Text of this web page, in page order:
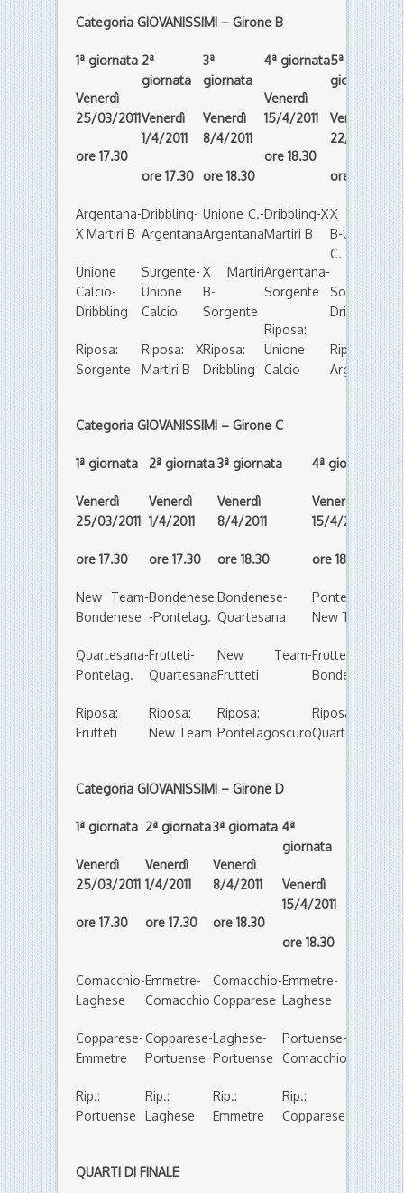
Categoria GIOVANISSIMI – Girone B
1ª giornata
Venerdì
25/03/2011
ore 17.30
2ª
giornata
Venerdì
1/4/2011
ore 17.30
3ª
giornata
Venerdì
8/4/2011
ore 18.30
4ª giornata
Venerdì
15/4/2011
ore 18.30
5ª
giornata
Venerdì
22/4/2011
ore 18.30
Argentana-
X Martiri B
Unione
Calcio-
Dribbling
Riposa:
Sorgente
Dribbling-
Argentana
Surgente-
Unione
Calcio
Riposa: X
Martiri B
Unione C.-
Argentana
X Martiri
B-
Sorgente
Riposa:
Dribbling
Dribbling-X
Martiri B
Argentana-
Sorgente
Riposa:
Unione
Calcio
X Martiri
B-Unione
C.
Sorgente-
Dribbling
Riposa:
Argentana
Categoria GIOVANISSIMI – Girone C
1ª giornata
Venerdì
25/03/2011
ore 17.30
2ª giornata
Venerdì
1/4/2011
ore 17.30
3ª giornata
Venerdì
8/4/2011
ore 18.30
4ª giornata
Venerdì
15/4/2011
ore 18.30
5ª
22/
New Team-
Bondenese
Quartesana-
Pontelag.
Riposa:
Frutteti
Bondenese
-Pontelag.
Frutteti-
Quartesana
Riposa:
New Team
Bondenese-
Quartesana
New Team-
Frutteti
Riposa:
Pontelagoscuro
Pontelag.-
New Team
Frutteti-
Bondenese
Riposa:
Quartesana
Categoria GIOVANISSIMI – Girone D
1ª giornata
Venerdì
25/03/2011
ore 17.30
2ª giornata
Venerdì
1/4/2011
ore 17.30
3ª giornata
Venerdì
8/4/2011
ore 18.30
4ª
giornata
Venerdì
15/4/2011
ore 18.30
5ª
giornata
Venerdì
22/4/2011
ore 18.30
Comacchio-
Laghese
Copparese-
Emmetre
Rip.:
Portuense
Emmetre-
Comacchio
Copparese-
Portuense
Rip.:
Laghese
Comacchio-
Copparese
Laghese-
Portuense
Rip.:
Emmetre
Emmetre-
Laghese
Portuense-
Comacchio
Rip.:
Copparese
Laghese-
Emmetre
Rip.:
QUARTI DI FINALE